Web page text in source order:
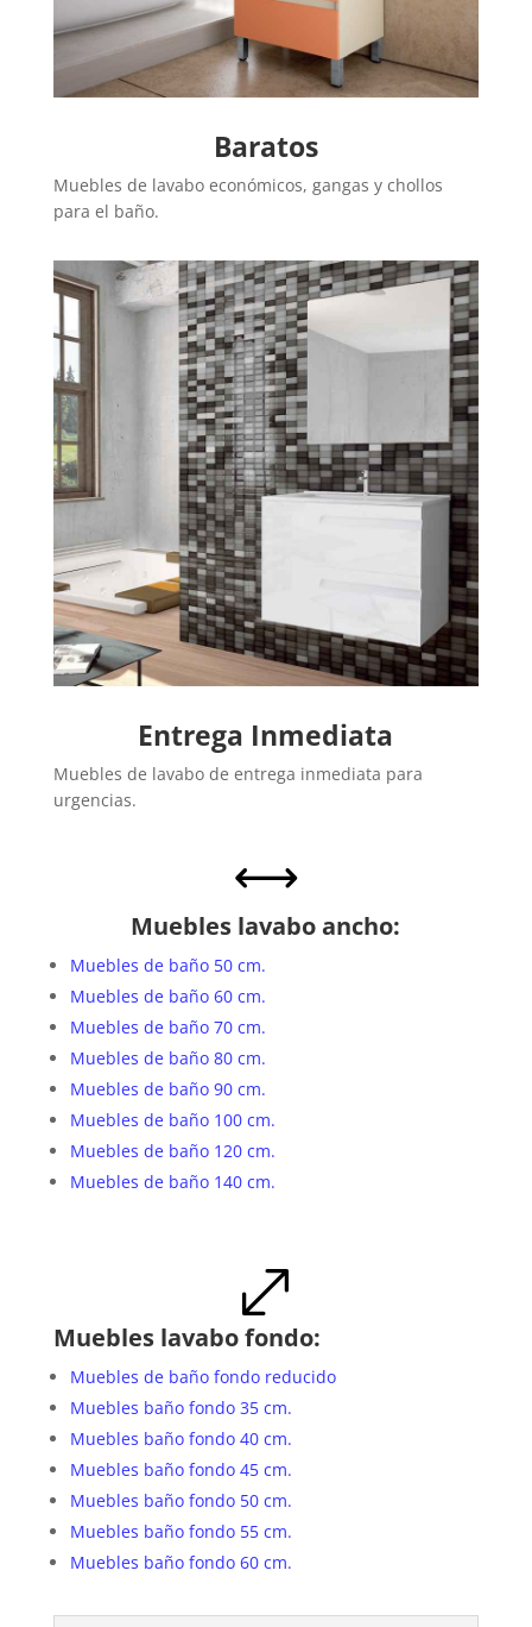
Baratos
Muebles de lavabo económicos, gangas y chollos
para el baño.
Entrega Inmediata
Muebles de lavabo de entrega inmediata para
urgencias.
,
Muebles lavabo ancho:
Muebles de baño 50 cm.
Muebles de baño 60 cm.
Muebles de baño 70 cm.
Muebles de baño 80 cm.
Muebles de baño 90 cm.
Muebles de baño 100 cm.
Muebles de baño 120 cm.
Muebles de baño 140 cm.
.
Muebles lavabo fondo:
Muebles de baño fondo reducido
Muebles baño fondo 35 cm.
Muebles baño fondo 40 cm.
Muebles baño fondo 45 cm.
Muebles baño fondo 50 cm.
Muebles baño fondo 55 cm.
Muebles baño fondo 60 cm.